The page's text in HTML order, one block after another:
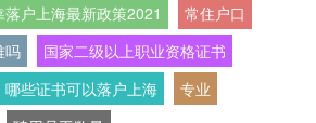
户上海最新政策2021
常住户口
吗
国家二级以上职业资格证书
些证书可以落户上海
专业